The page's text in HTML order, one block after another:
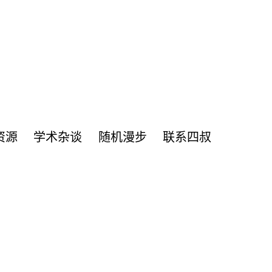
源 学术杂谈 随机漫步 联系四叔